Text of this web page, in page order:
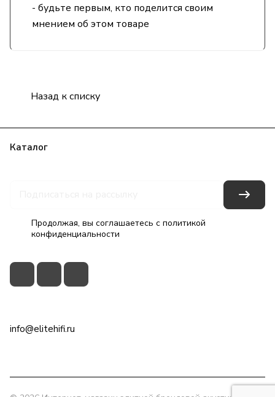
- будьте первым, кто поделится своим
мнением об этом товаре
Назад к списку
Каталог
Продолжая, вы соглашаетесь с политикой
конфиденциальности
info@elitehifi.ru